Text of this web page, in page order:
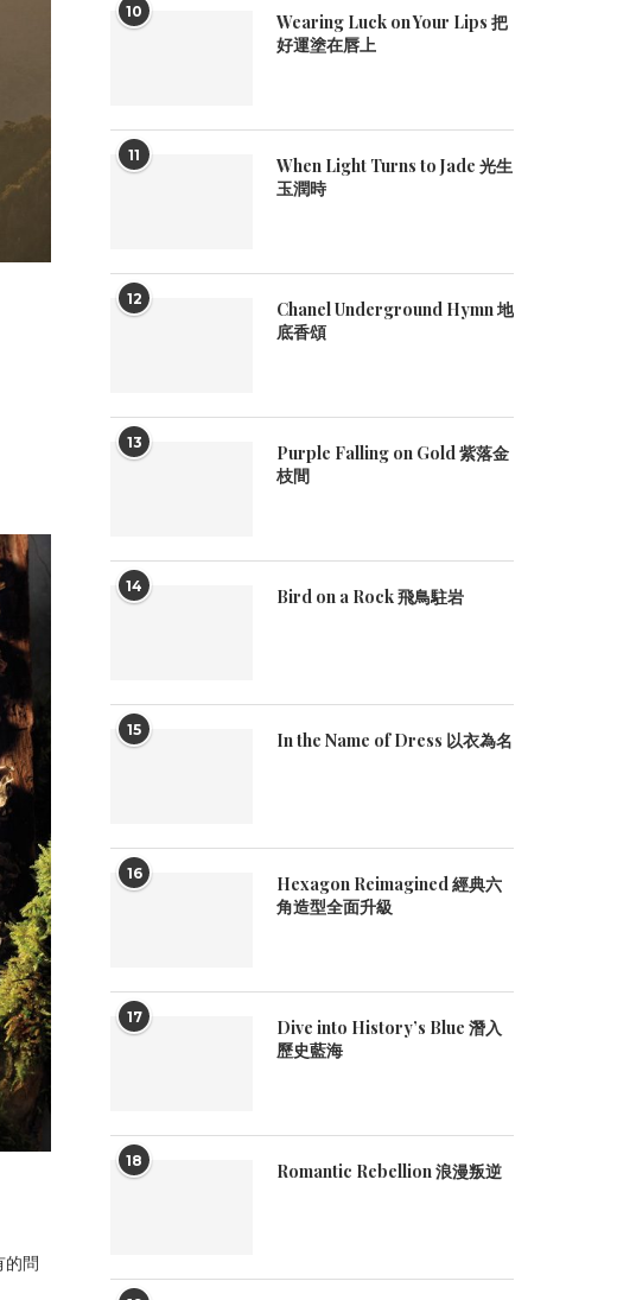
問
10
Wearing Luck on Your Lips 把
好運塗在唇上
11
When Light Turns to Jade 光生
玉潤時
12
Chanel Underground Hymn 地
底香頌
13
Purple Falling on Gold 紫落金
枝間
14 Bird on a Rock 飛鳥駐岩
15 In the Name of Dress 以衣為名
16
Hexagon Reimagined 經典六
角造型全面升級
17
Dive into History’s Blue 潛入
歷史藍海
18 Romantic Rebellion 浪漫叛逆